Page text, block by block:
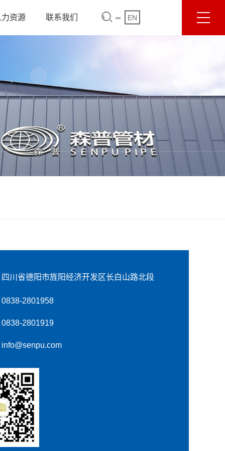
EN
力资源 联系我们
四川省德阳市旌阳经济开发区长白山路北段
0838-2801958
0838-2801919
info@senpu.com